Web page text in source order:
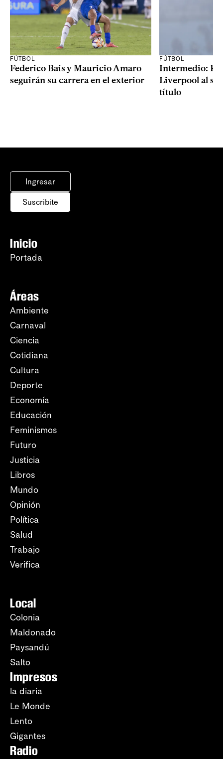
FÚTBOL
Federico Bais y Mauricio Amaro
seguirán su carrera en el exterior
FÚTBOL
Intermedio:
Liverpool al
título
Ingresar
Suscribite
Inicio
Portada
Áreas
Ambiente
Carnaval
Ciencia
Cotidiana
Cultura
Deporte
Economía
Educación
Feminismos
Futuro
Justicia
Libros
Mundo
Opinión
Política
Salud
Trabajo
Verifica
Local
Colonia
Maldonado
Paysandú
Salto
Impresos
la diaria
Le Monde
Lento
Gigantes
Radio